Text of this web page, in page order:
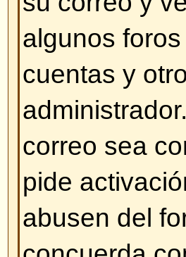
Sydney, etc.)
mayoría de las
registrados.
aparecer de
registrado, este
Volver arriba
¡Cambié la
incorrectas!
Si está seguro